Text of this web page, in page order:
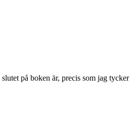
på boken är, precis som jag